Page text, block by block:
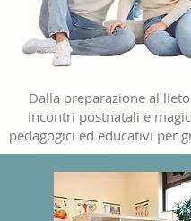
Dalla preparazione al
incontri postnatali e
pedagogici ed educativi per